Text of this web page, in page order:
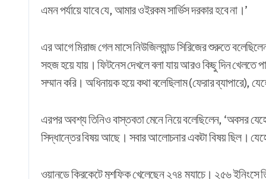
এমন পর্যায়ে যাবে যে, আমার ওইরকম সার্ভিস দরকার হবে না।’
এর আগে মিরাজ গেল মাসে নিউজিল্যান্ড সিরিজের শুরুতে
সহজ হয়ে যায়। ফিটনেস দেখলে বলা যায় আরও কিছু দিন খেলতে
সম্মান করি। অধিনায়ক হয়ে কথা বলেছিলাম (ফেরার ব্যাপারে),
এরপর অবশ্য তিনিও বাস্তবতা মেনে নিয়ে বলেছিলেন, ‘অবসর
সিদ্ধান্তের বিষয় আছে। সবার আলোচনার একটা বিষয় ছিল।
ওয়ানডে ক্রিকেটে মুশফিক খেলেছেন ২৭৪ ম্যাচে। ২৫৬ ইনিংসে